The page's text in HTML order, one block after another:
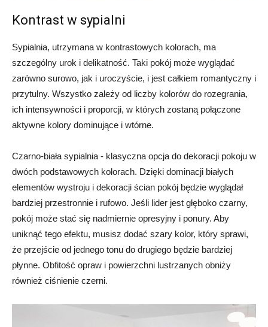
Kontrast w sypialni
Sypialnia, utrzymana w kontrastowych kolorach, ma
szczególny urok i delikatność. Taki pokój może wyglądać
zarówno surowo, jak i uroczyście, i jest całkiem romantyczny i
przytulny. Wszystko zależy od liczby kolorów do rozegrania,
ich intensywności i proporcji, w których zostaną połączone
aktywne kolory dominujące i wtórne.
Czarno-biała sypialnia - klasyczna opcja do dekoracji pokoju w
dwóch podstawowych kolorach. Dzięki dominacji białych
elementów wystroju i dekoracji ścian pokój będzie wyglądał
bardziej przestronnie i rufowo. Jeśli lider jest głęboko czarny,
pokój może stać się nadmiernie opresyjny i ponury. Aby
uniknąć tego efektu, musisz dodać szary kolor, który sprawi,
że przejście od jednego tonu do drugiego będzie bardziej
płynne. Obfitość opraw i powierzchni lustrzanych obniży
również ciśnienie czerni.